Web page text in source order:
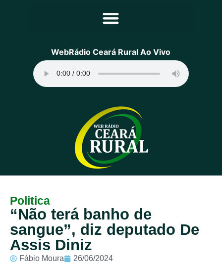
Principal
Programação
Equipe
Contato
Sobre
WebRádio Ceará Rural Ao Vivo
Politica
“Não terá banho de
sangue”, diz deputado De
Assis Diniz
Fábio Moura 26/06/2024